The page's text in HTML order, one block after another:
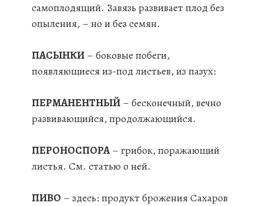
самоплодящий. Завязь развивает плод без
опыления, – но и без семян.
ПАСЫНКИ – боковые побеги,
появляющиеся из-под листьев, из пазух:
ПЕРМАНЕНТНЫЙ – бесконечный, вечно
развивающийся, продолжающийся.
ПЕРОНОСПОРА– грибок, поражающий
листья. См. статью о ней.
ПИВО – здесь: продукт брожения Сахаров